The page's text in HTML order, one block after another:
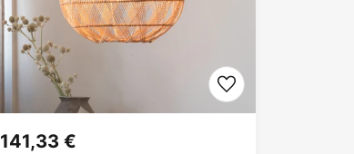
141,33 €